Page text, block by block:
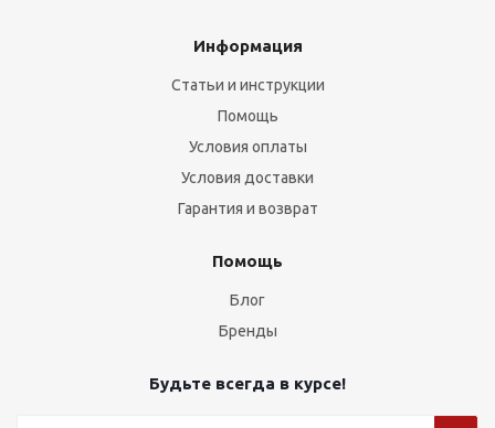
Информация
Статьи и инструкции
Помощь
Условия оплаты
Условия доставки
Гарантия и возврат
Помощь
Блог
Бренды
Будьте всегда в курсе!